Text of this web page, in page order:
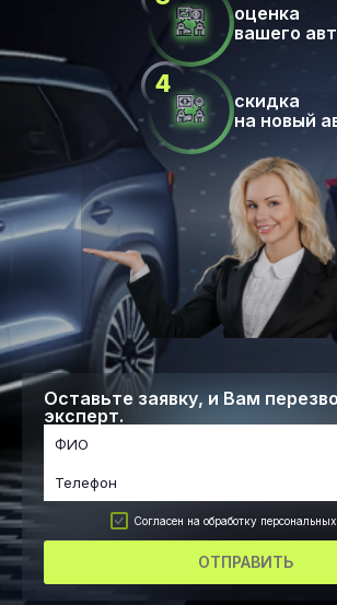
Оставьте заявку, и Вам
эксперт.
Согласен на обработку
ОТПРАВИТЬ
оценка
вашего
скидка
на новый